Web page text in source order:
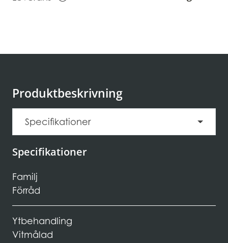
Produktbeskrivning
Specifikationer
Specifikationer
Familj
Förråd
Ytbehandling
Vitmålad